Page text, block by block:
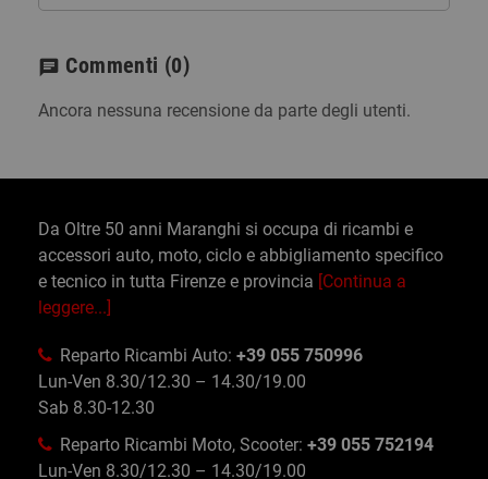
chat Commenti (0)
Ancora nessuna recensione da parte degli utenti.
Da Oltre 50 anni Maranghi si occupa di ricambi e
accessori auto, moto, ciclo e abbigliamento specifico
e tecnico in tutta Firenze e provincia [Continua a
leggere...]
Reparto Ricambi Auto: +39 055 750996
Lun-Ven 8.30/12.30 – 14.30/19.00
Sab 8.30-12.30
Reparto Ricambi Moto, Scooter: +39 055 752194
Lun-Ven 8.30/12.30 – 14.30/19.00